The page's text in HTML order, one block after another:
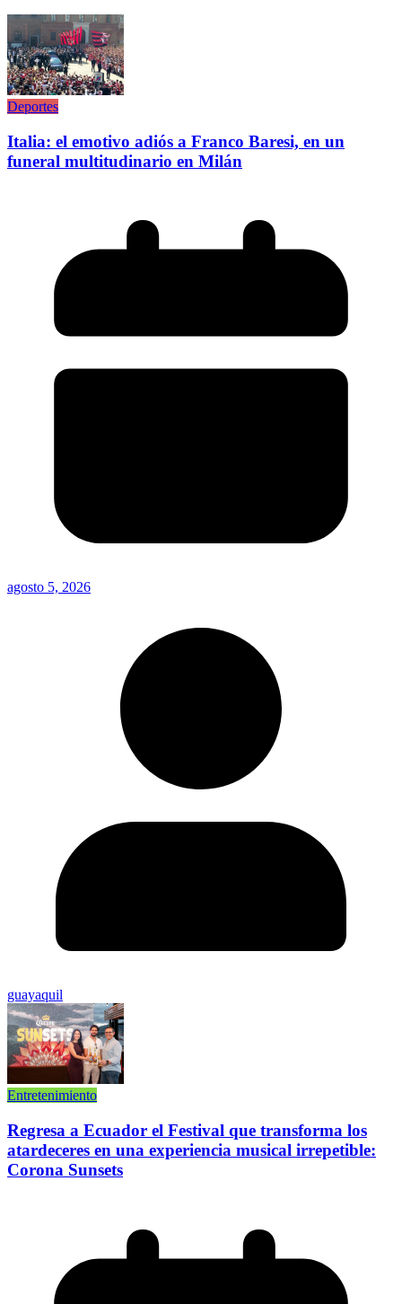
Deportes
Italia: el emotivo adiós a Franco Baresi, en un
funeral multitudinario en Milán
agosto 5, 2026
guayaquil
Entretenimiento
Regresa a Ecuador el Festival que transforma los
atardeceres en una experiencia musical irrepetible:
Corona Sunsets